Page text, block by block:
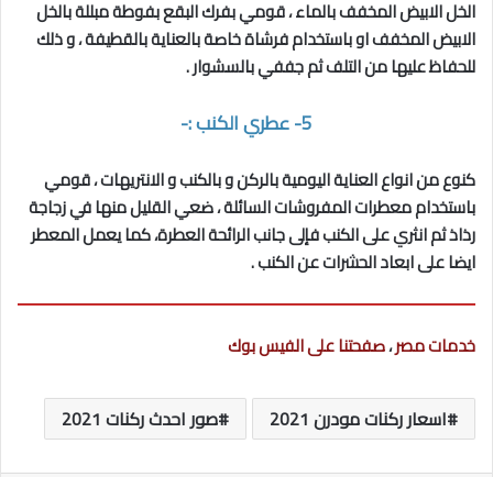
الخل الابيض المخفف بالماء ، قومي بفرك البقع بفوطة مبللة بالخل
الابيض المخفف او باستخدام فرشاة خاصة بالعناية بالقطيفة ، و ذلك
للحفاظ عليها من التلف ثم جففي بالسشوار .
5- عطري الكنب :-
كنوع من انواع العناية اليومية بالركن و بالكنب و الانتريهات ، قومي
باستخدام معطرات المفروشات السائلة ، ضعي القليل منها في زجاجة
رذاذ ثم انثري على الكنب فإلى جانب الرائحة العطرة، كما يعمل المعطر
ايضا على ابعاد الحشرات عن الكنب .
خدمات مصر،صفحتنا على الفيس بوك
اسعار ركنات مودرن 2021 صور احدث ركنات 2021